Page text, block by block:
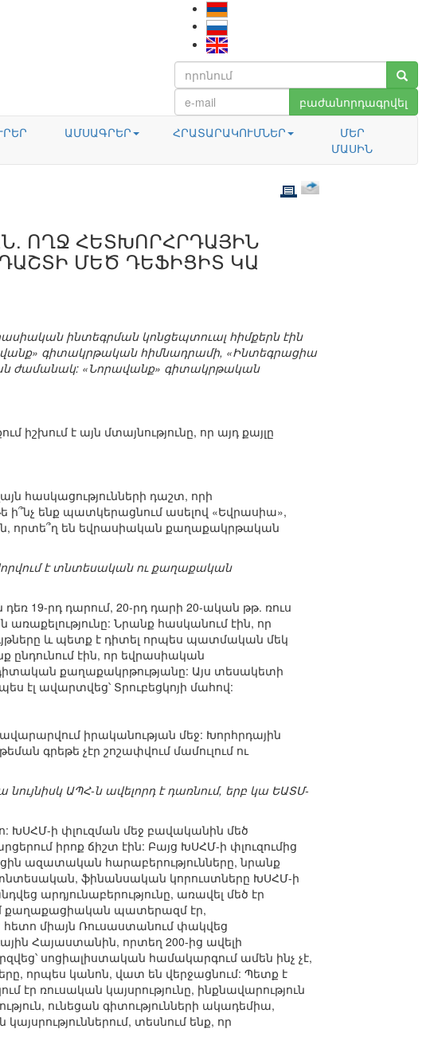
բաժանորդագրվել
ԱՄՍԱԳՐԵՐ ՀՐԱՏԱՐԱԿՈՒՄՆԵՐ
ՄԵՐ
ՄԱՍԻՆ
ՈՂՋ ՀԵՏԽՈՐՀՐԴԱՅԻՆ
ՄԵԾ ԴԵՖԻՑԻՏ ԿԱ
ինտեգրման կոնցեպտուալ հիմքերն էին
գիտակրթական հիմնադրամի, «Ինտեգրացիա
ժամանակ: «Նորավանք» գիտակրթական
իշխում է այն մտայնությունը, որ այդ քայլը
հասկացությունների դաշտ, որի
ենք պատկերացնում ասելով «Եվրասիա»,
որտե՞ղ են եվրասիական քաղաքակրթական
է տնտեսական ու քաղաքական
19-րդ դարում, 20-րդ դարի 20-ական թթ. ռուս
Նրանք հասկանում էին, որ
և պետք է դիտել որպես պատմական մեկ
ընդունում էին, որ եվրասիական
քաղաքակրթությանը: Այս տեսակետի
էլ ավարտվեց՝ Տրուբեցկոյի մահով:
իրականության մեջ: Խորհրդային
գրեթե չէր շոշափվում մամուլում ու
ԱՊՀ-ն ավելորդ է դառնում, երբ կա ԵԱՏՄ-
ԽՍՀՄ-ի փլուզման մեջ բավականին մեծ
իրոք ճիշտ էին: Բայց ԽՍՀՄ-ի փլուզումից
ազատական հարաբերությունները, նրանք
ֆինանսական կորուստները ԽՍՀՄ-ի
արդյունաբերությունը, առավել մեծ էր
քաղաքացիական պատերազմ էր,
միայն Ռուսաստանում փակվեց
Հայաստանին, որտեղ 200-ից ավելի
սոցիալիստական համակարգում ամեն ինչ չէ,
որպես կանոն, վատ են վերջացնում: Պետք է
ռուսական կայսրությունը, ինքնավարություն
ունեցան գիտությունների ակադեմիա,
տեսնում ենք, որ